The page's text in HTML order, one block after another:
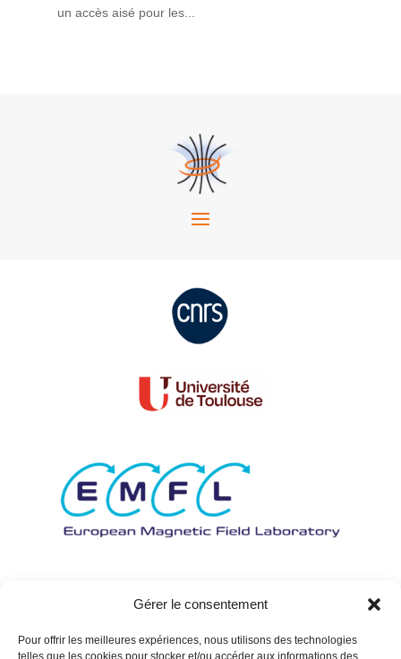
Gérer le consentement
Pour offrir les meilleures expériences, nous utilisons des technologies
telles que les cookies pour stocker et/ou accéder aux informations des
un accès aisé pour les...